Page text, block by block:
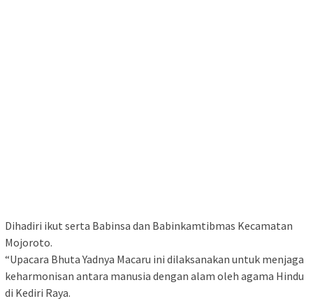
Dihadiri ikut serta Babinsa dan Babinkamtibmas Kecamatan
Mojoroto.
“Upacara Bhuta Yadnya Macaru ini dilaksanakan untuk menjaga
keharmonisan antara manusia dengan alam oleh agama Hindu
di Kediri Raya.